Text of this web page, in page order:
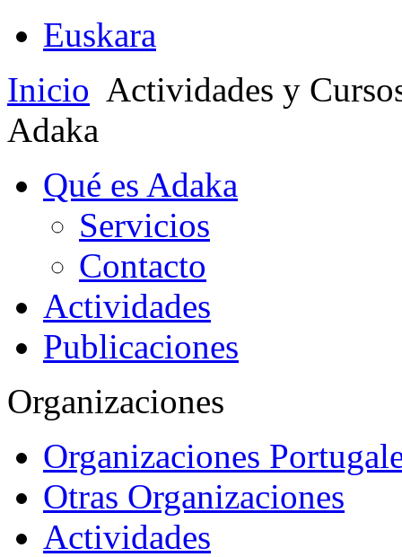
Euskara
Inicio Actividades y
Adaka
Qué es Adaka
Servicios
Contacto
Actividades
Publicaciones
Organizaciones
Organizaciones
Otras Organizaciones
Actividades